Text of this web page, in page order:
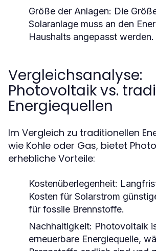
Größe der Anlagen: Die
Solaranlage muss an den
Haushalts angepasst werden.
Vergleichsanalyse:
Photovoltaik vs.
Energiequellen
Im Vergleich zu traditionellen
wie Kohle oder Gas, bietet
erhebliche Vorteile:
Kostenüberlegenheit:
Kosten für Solarstrom
für fossile Brennstoffe.
Nachhaltigkeit: Photovoltaik
erneuerbare Energiequelle,